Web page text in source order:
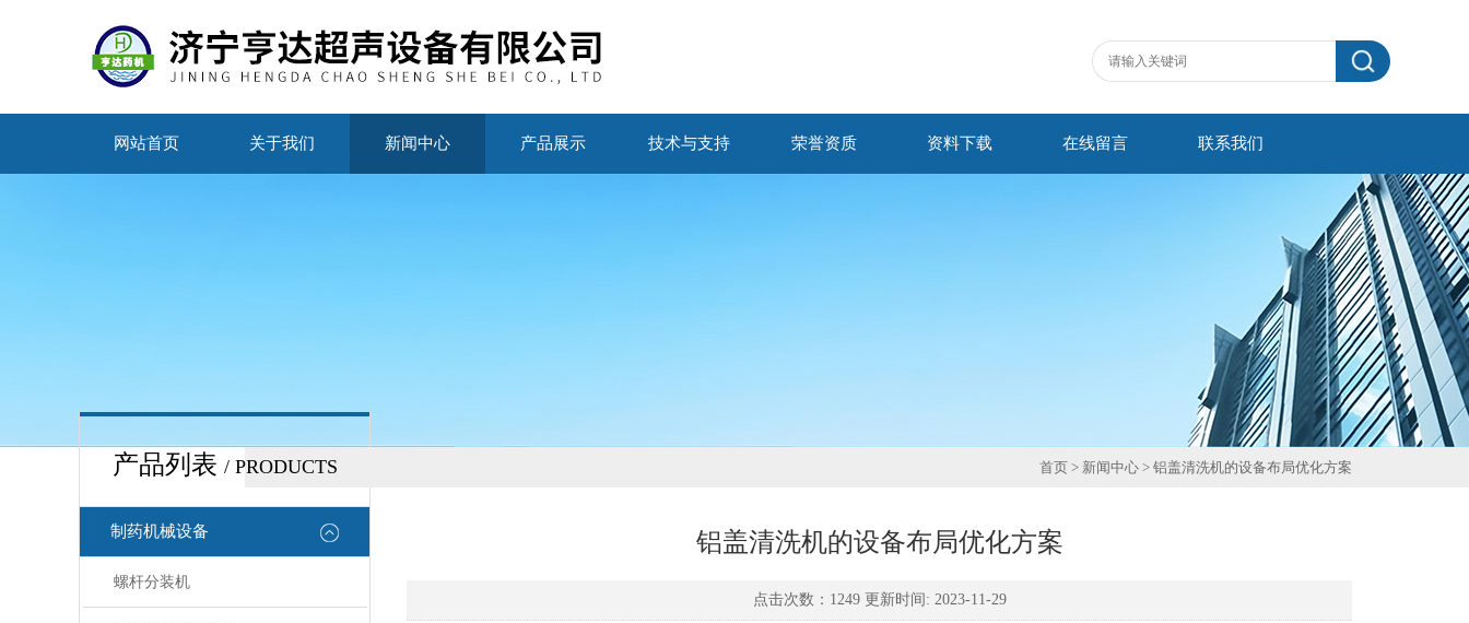
网站首页 关于我们 新闻中心 产品展示 技术与支持 荣誉资质 资料下载 在线留言 联系我们
产品列表 / PRODUCTS
制药机械设备
螺杆分装机
首页 > 新闻中心 > 铝盖清洗机的设备布局优化方案
铝盖清洗机的设备布局优化方案
点击次数：1249 更新时间: 2023-11-29